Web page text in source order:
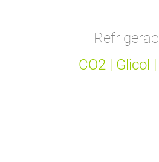
CO2 | Glicol